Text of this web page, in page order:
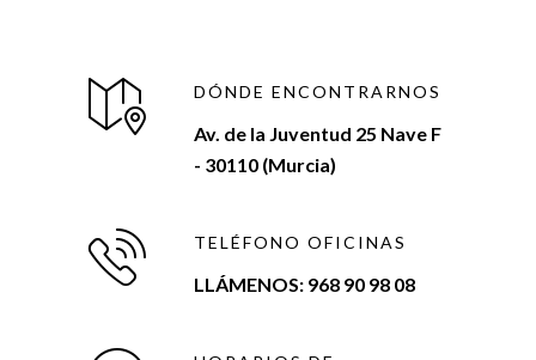
DÓNDE ENCONTRARNOS
Av. de la Juventud 25 Nave F
- 30110 (Murcia)
TELÉFONO OFICINAS
LLÁMENOS: 968 90 98 08